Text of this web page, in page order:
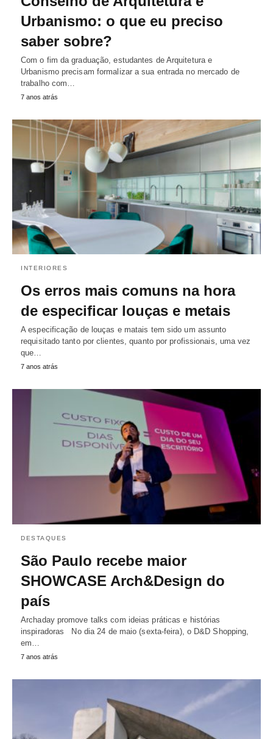
Urbanismo: o que eu preciso
saber sobre?
Com o fim da graduação, estudantes de Arquitetura e
Urbanismo precisam formalizar a sua entrada no mercado de
trabalho com…
7 anos atrás
INTERIORES
Os erros mais comuns na hora
de especificar louças e metais
A especificação de louças e matais tem sido um assunto
requisitado tanto por clientes, quanto por profissionais, uma vez
que…
7 anos atrás
DESTAQUES
São Paulo recebe maior
SHOWCASE Arch&Design do
país
Archaday promove talks com ideias práticas e histórias
inspiradoras No dia 24 de maio (sexta-feira), o D&D Shopping,
em…
7 anos atrás